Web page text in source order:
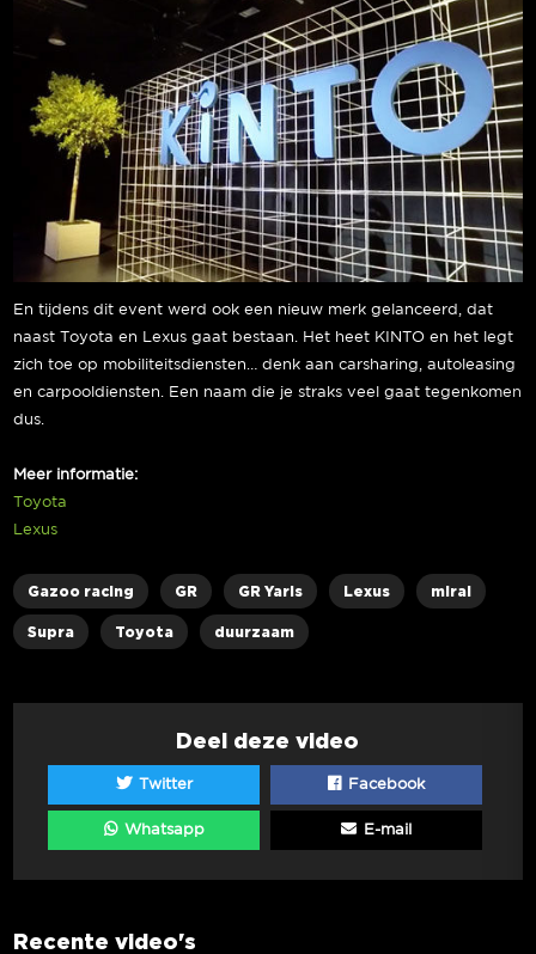
En tijdens dit event werd ook een nieuw merk gelanceerd, dat
naast Toyota en Lexus gaat bestaan. Het heet KINTO en het legt
zich toe op mobiliteitsdiensten… denk aan carsharing, autoleasing
en carpooldiensten. Een naam die je straks veel gaat tegenkomen
dus.
Meer informatie:
Toyota
Lexus
Gazoo racing GR GR Yaris Lexus mirai
Supra Toyota duurzaam
Deel deze video
Twitter Facebook
Whatsapp E-mail
Recente video's